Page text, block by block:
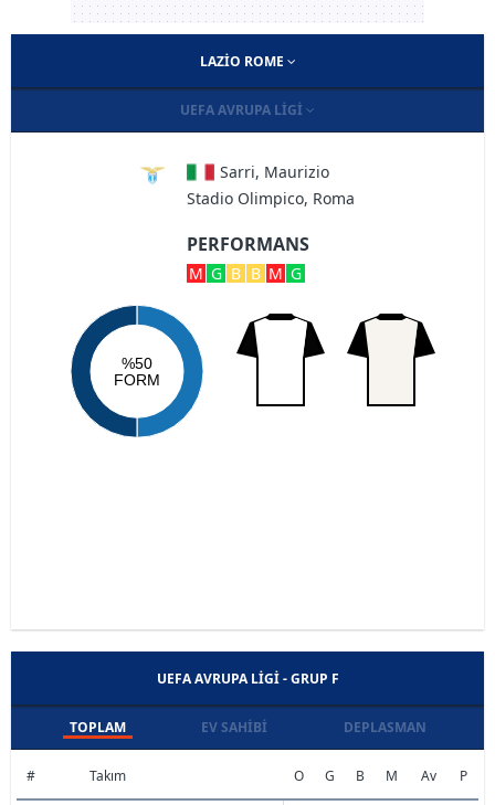
LAZIO ROME
UEFA AVRUPA LIGI
Sarri, Maurizio
Stadio Olimpico, Roma
PERFORMANS
M G B B M G
%50
FORM
UEFA AVRUPA LIGI - GRUP F
TOPLAM EV SAHIBI DEPLASMAN
# Takım O G B M Av P